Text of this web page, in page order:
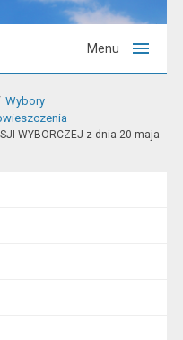
Menu
Wybory
WYBORCZEJ z dnia 20 maja